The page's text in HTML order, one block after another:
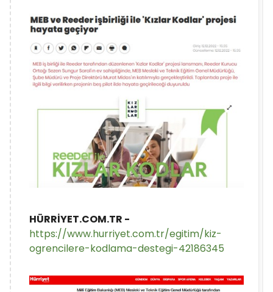
HÜRRİYET.COM.TR -
https://www.hurriyet.com.tr/egitim/kiz-
ogrencilere-kodlama-destegi-42186345